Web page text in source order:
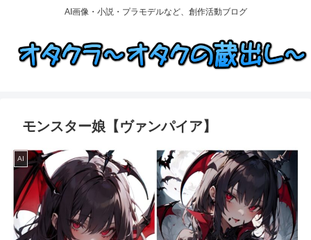
AI画像・小説・プラモデルなど、創作活動ブログ
モンスター娘【ヴァンパイア】
AI